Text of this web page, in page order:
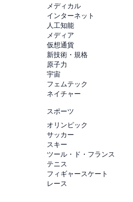
メディカル
インターネット
人工知能
メディア
仮想通貨
新技術・規格
原子力
宇宙
フェムテック
ネイチャー
スポーツ
オリンピック
サッカー
スキー
ツール・ド・フランス
テニス
フィギャースケート
レース